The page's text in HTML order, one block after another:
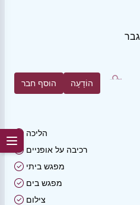
גבר
הוסף חבר הוֹדָעָה
הליכה
רכיבה על אופניים
מפגש ביתי
מפגש בים
צילום